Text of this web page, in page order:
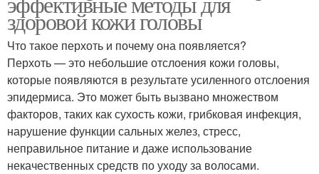
здоровой кожи головы
Что такое перхоть и почему она появляется?
Перхоть — это небольшие отслоения кожи головы,
которые появляются в результате усиленного отслоения
эпидермиса. Это может быть вызвано множеством
факторов, таких как сухость кожи, грибковая инфекция,
нарушение функции сальных желез, стресс,
неправильное питание и даже использование
некачественных средств по уходу за волосами.